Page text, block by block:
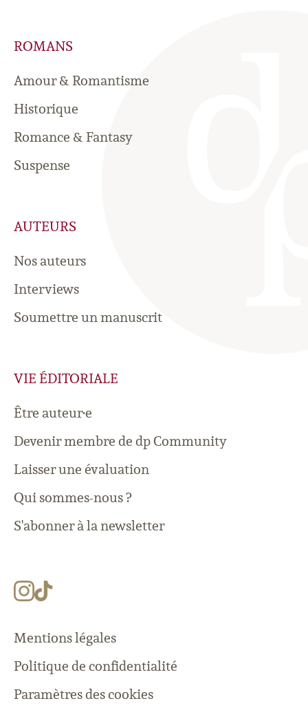
ROMANS
Amour & Romantisme
Historique
Romance & Fantasy
Suspense
AUTEURS
Nos auteurs
Interviews
Soumettre un manuscrit
VIE ÉDITORIALE
Être auteur·e
Devenir membre de dp Community
Laisser une évaluation
Qui sommes-nous ?
S'abonner à la newsletter
Mentions légales
Politique de confidentialité
Paramètres des cookies